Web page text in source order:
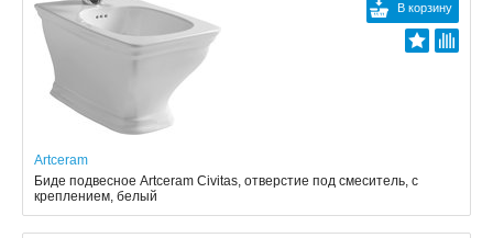
В корзину
Artceram
Биде подвесное Artceram Civitas, отверстие под смеситель, с
креплением, белый